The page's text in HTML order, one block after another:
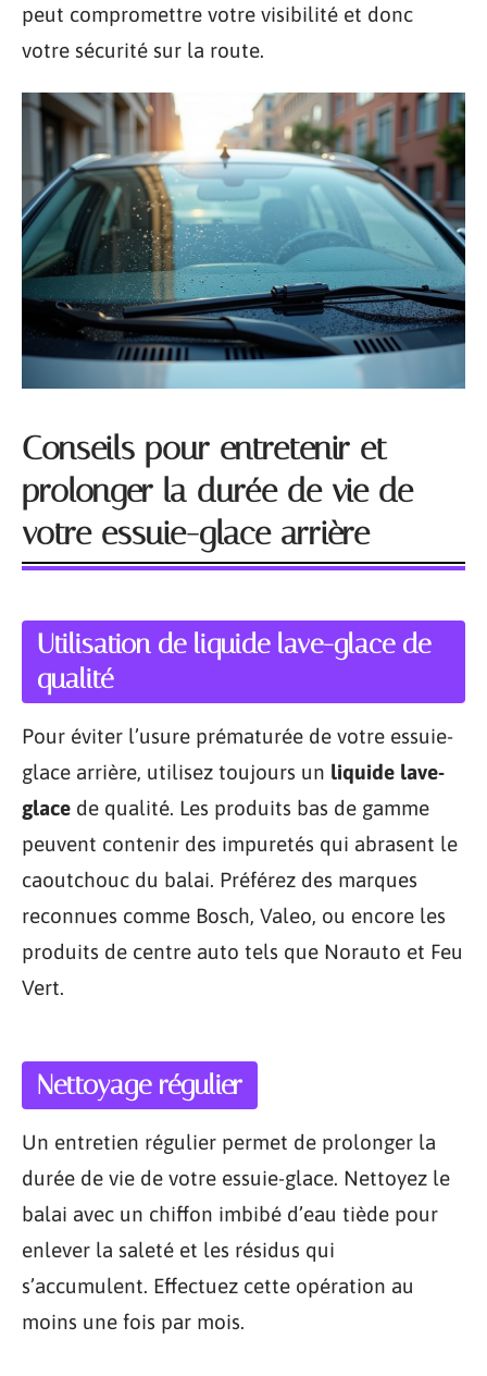
peut compromettre votre visibilité et donc
votre sécurité sur la route.
Conseils pour entretenir et
prolonger la durée de vie de
votre essuie-glace arrière
Utilisation de liquide lave-glace de
qualité
Pour éviter l’usure prématurée de votre essuie-
glace arrière, utilisez toujours un liquide lave-
glace de qualité. Les produits bas de gamme
peuvent contenir des impuretés qui abrasent le
caoutchouc du balai. Préférez des marques
reconnues comme Bosch, Valeo, ou encore les
produits de centre auto tels que Norauto et Feu
Vert.
Nettoyage régulier
Un entretien régulier permet de prolonger la
durée de vie de votre essuie-glace. Nettoyez le
balai avec un chiffon imbibé d’eau tiède pour
enlever la saleté et les résidus qui
s’accumulent. Effectuez cette opération au
moins une fois par mois.